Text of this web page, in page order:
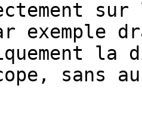
sur
exemple
la
sans